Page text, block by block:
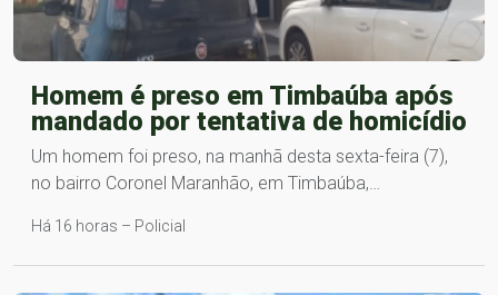
Homem é preso em Timbaúba após
mandado por tentativa de homicídio
Um homem foi preso, na manhã desta sexta-feira (7),
no bairro Coronel Maranhão, em Timbaúba,…
Há 16 horas – Policial